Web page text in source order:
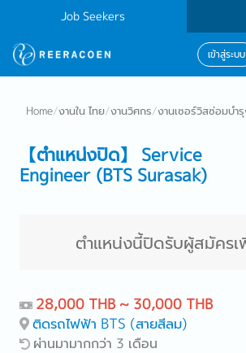
Job Seekers
เข้าสู่ระบบ
Home/งานใน ไทย/งานวิศกร/งานเซอร์วิสซ่อมบำ
【ตำแหน่งปิด】 Service
Engineer (BTS Surasak)
ตำแหน่งนี้ปิดรับผู้สมัครเ
28,000 THB ~ 30,000 THB
ติดรถไฟฟ้า BTS (สายสีลม)
ผ่านมามากกว่า 3 เดือน